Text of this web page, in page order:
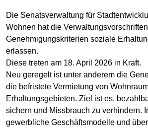
Die Senatsverwaltung für
Wohnen hat die
Genehmigungskriterien soziale
erlassen.
Diese treten am 18. April 2026 in Kraft.
Neu geregelt ist unter anderem die
die befristete Vermietung von
Erhaltungsgebieten. Ziel ist es,
sichern und Missbrauch zu verhindern.
gewerbliche Geschäftsmodelle und